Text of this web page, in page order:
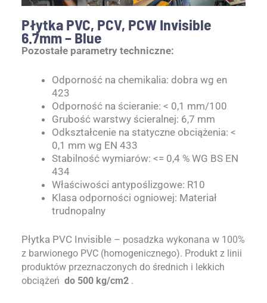
Płytka PVC, PCV, PCW Invisible
6.7mm – Blue
Pozostałe parametry techniczne:
Odporność na chemikalia: dobra wg en
423
Odporność na ścieranie: < 0,1 mm/100
Grubość warstwy ścieralnej: 6,7 mm
Odkształcenie na statyczne obciążenia: <
0,1 mm wg EN 433
Stabilność wymiarów: <= 0,4 % WG BS EN
434
Właściwości antypoślizgowe: R10
Klasa odporności ogniowej: Materiał
trudnopalny
Płytka PVC Invisible – posadzka wykonana w 100%
z barwionego PVC (homogenicznego). Produkt z linii
produktów przeznaczonych do średnich i lekkich
obciążeń do 500 kg/cm2 .